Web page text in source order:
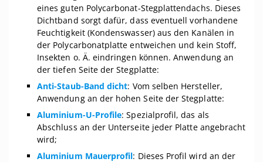
eines guten Polycarbonat-Stegplattendachs. Dieses
Dichtband sorgt dafür, dass eventuell vorhandene
Feuchtigkeit (Kondenswasser) aus den Kanälen in
der Polycarbonatplatte entweichen und kein Stoff,
Insekten o. Ä. eindringen können. Anwendung an
der tiefen Seite der Stegplatte:
Anti-Staub-Band dicht: Vom selben Hersteller,
Anwendung an der hohen Seite der Stegplatte:
Aluminium-U-Profile: Spezialprofil, das als
Abschluss an der Unterseite jeder Platte angebracht
wird;
Aluminium Mauerprofil: Dieses Profil wird an der